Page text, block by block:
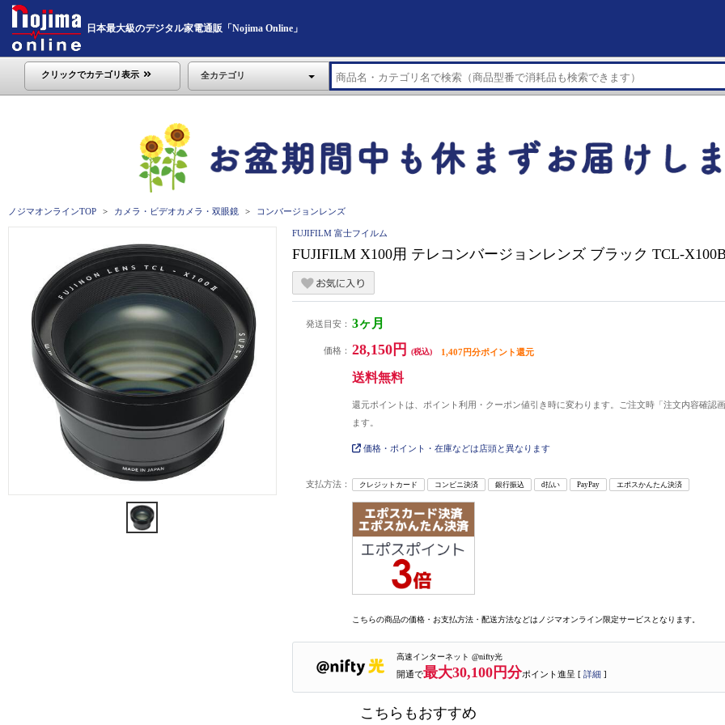
日本最大級のデジタル家電通販「Nojima Online」
クリックでカテゴリ表示 全カテゴリ
ノジマオンラインTOP カメラ・ビデオカメラ・双眼鏡 コンバージョンレンズ
FUJIFILM 富士フイルム
FUJIFILM X100用 テレコンバージョンレンズ ブラック TCL-
発送目安： 3ヶ月
価格： 28,150円 (税込) 1,407円分ポイント還元
送料無料
還元ポイントは、ポイント利用・クーポン値引き時に変わります。ご注文時「注文内容確認
ます。
価格・ポイント・在庫などは店頭と異なります
支払方法： クレジットカード コンビニ決済 銀行振込 d払い PayPay エポスかんたん決済
こちらの商品の価格・お支払方法・配送方法などはノジマオンライン限定サービスとなります。
高速インターネット @nifty光
開通で最大30,100円分ポイント進呈 [ 詳細 ]
こちらもおすすめ